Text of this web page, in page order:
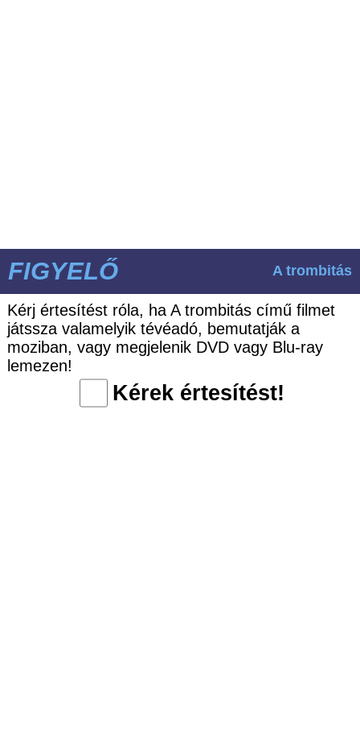
FIGYELŐ A trombitás
Kérj értesítést róla, ha A trombitás című filmet
játssza valamelyik tévéadó, bemutatják a
moziban, vagy megjelenik DVD vagy Blu-ray
lemezen!
Kérek értesítést!